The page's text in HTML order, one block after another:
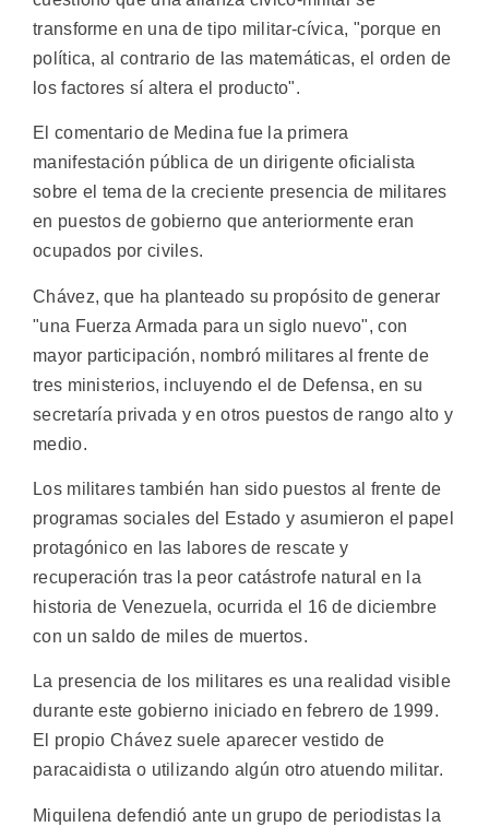
transforme en una de tipo militar-cívica, "porque en
política, al contrario de las matemáticas, el orden de
los factores sí altera el producto".
El comentario de Medina fue la primera
manifestación pública de un dirigente oficialista
sobre el tema de la creciente presencia de militares
en puestos de gobierno que anteriormente eran
ocupados por civiles.
Chávez, que ha planteado su propósito de generar
"una Fuerza Armada para un siglo nuevo", con
mayor participación, nombró militares al frente de
tres ministerios, incluyendo el de Defensa, en su
secretaría privada y en otros puestos de rango alto y
medio.
Los militares también han sido puestos al frente de
programas sociales del Estado y asumieron el papel
protagónico en las labores de rescate y
recuperación tras la peor catástrofe natural en la
historia de Venezuela, ocurrida el 16 de diciembre
con un saldo de miles de muertos.
La presencia de los militares es una realidad visible
durante este gobierno iniciado en febrero de 1999.
El propio Chávez suele aparecer vestido de
paracaidista o utilizando algún otro atuendo militar.
Miquilena defendió ante un grupo de periodistas la